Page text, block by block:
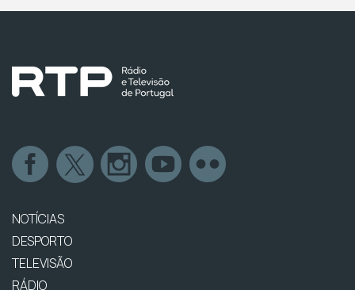
NOTÍCIAS
DESPORTO
TELEVISÃO
RÁDIO